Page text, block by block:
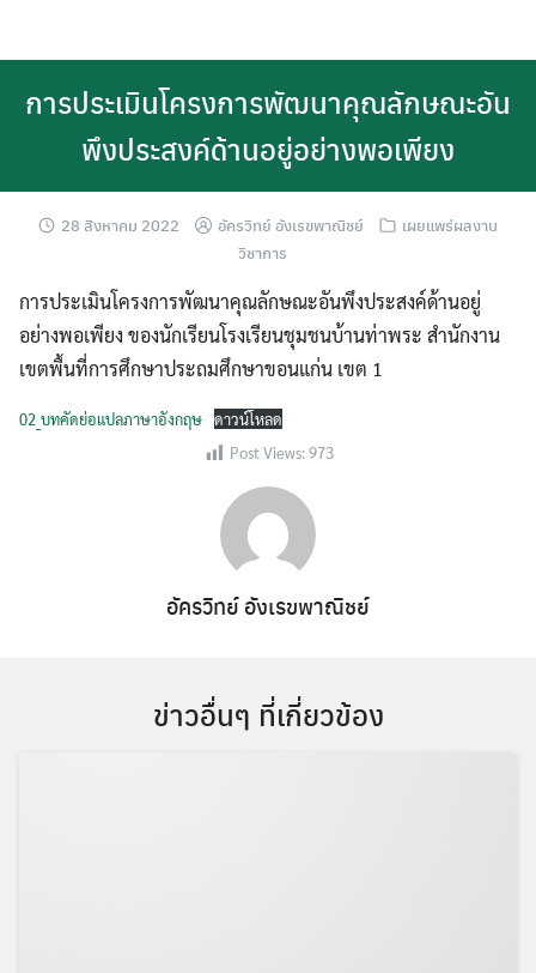
การประเมินโครงการพัฒนาคุณลักษณะอัน
พึงประสงค์ด้านอยู่อย่างพอเพียง
28 สิงหาคม 2022 อัครวิทย์ อังเรขพาณิชย์
เผยแพร่ผลงาน
วิชาการ
การประเมินโครงการพัฒนาคุณลักษณะอันพึงประสงค์ด้านอยู่
อย่างพอเพียง ของนักเรียนโรงเรียนชุมชนบ้านท่าพระ สำนักงาน
เขตพื้นที่การศึกษาประถมศึกษาขอนแก่น เขต 1
02_บทคัดย่อแปลภาษาอังกฤษ ดาวน์โหลด
Post Views:973
อัครวิทย์ อังเรขพาณิชย์
ข่าวอื่นๆ ที่เกี่ยวข้อง